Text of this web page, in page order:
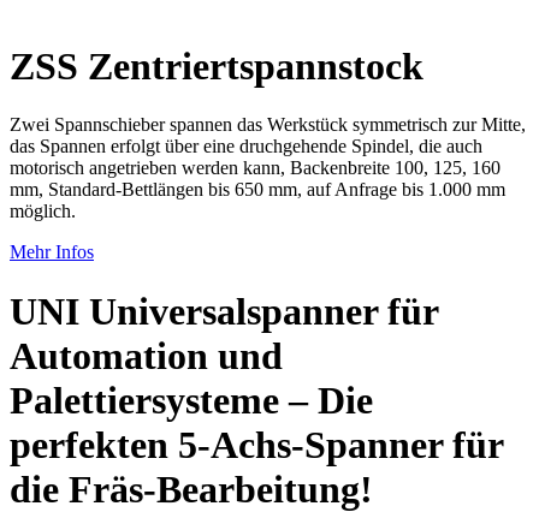
ZSS Zentriertspannstock
Zwei Spannschieber spannen das Werkstück symmetrisch zur Mitte,
das Spannen erfolgt über eine druchgehende Spindel, die auch
motorisch angetrieben werden kann, Backenbreite 100, 125, 160
mm, Standard-Bettlängen bis 650 mm, auf Anfrage bis 1.000 mm
möglich.
Mehr Infos
UNI Universalspanner für
Automation und
Palettiersysteme – Die
perfekten 5-Achs-Spanner für
die Fräs-Bearbeitung!